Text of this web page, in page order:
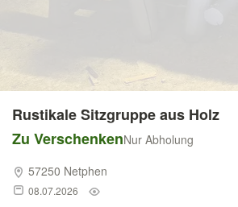
Rustikale Sitzgruppe aus Holz
Zu VerschenkenNur Abholung
57250 Netphen
08.07.2026